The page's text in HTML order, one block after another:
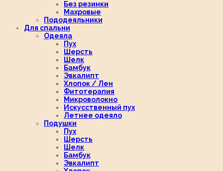
Без резинки
Махровые
Пододеяльники
Для спальни
Одеяла
Пух
Шерсть
Шелк
Бамбук
Эвкалипт
Хлопок / Лен
Фитотерапия
Микроволокно
Искусственный пух
Летнее одеяло
Подушки
Пух
Шерсть
Шелк
Бамбук
Эвкалипт